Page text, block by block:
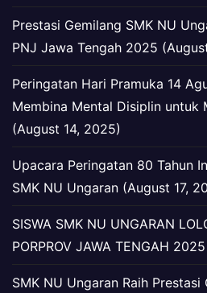
Prestasi Gemilang SMK NU
PNJ Jawa Tengah 2025
Peringatan Hari Pramuka 14
Membina Mental Disiplin untuk
(August 14, 2025)
Upacara Peringatan 80 Tahun
SMK NU Ungaran (August 17,
SISWA SMK NU UNGARAN
PORPROV JAWA TENGAH
SMK NU Ungaran Raih